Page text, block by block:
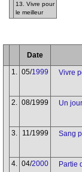
13. Vivre pour
le meilleur
Date
1.
05/1999 Vivre
2. 08/1999 Un
3. 11/1999 Sang
4. 04/2000 Partie